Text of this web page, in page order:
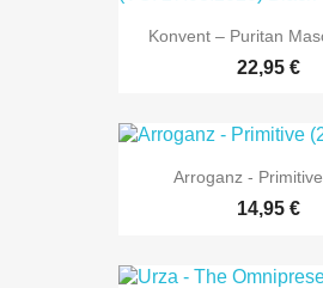
Konvent – Puritan
22,95 €
Arroganz -
14,95 €